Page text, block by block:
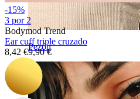
Pezón
-15%
3 por 2
Bodymod Trend
Ear cuff triple cruzado
8,42 €9,90 €